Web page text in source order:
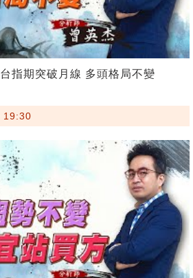
指期突破月線 多頭格局不變
19:30